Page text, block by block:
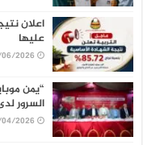
اعلان
عليها
2026
“يمن
السرور
2026